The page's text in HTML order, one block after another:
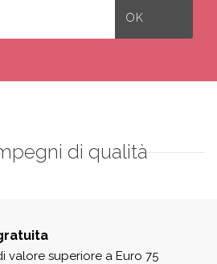
di qualità
valore superiore a Euro 75